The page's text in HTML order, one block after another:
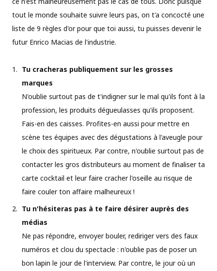
tout le monde souhaite suivre leurs pas, on t'a concocté une
liste de 9 règles d'or pour que toi aussi, tu puisses devenir le
futur Enrico Macias de l'industrie.
Tu cracheras publiquement sur les grosses
marques
N'oublie surtout pas de t'indigner sur le mal qu'ils font à la
profession, les produits dégueulasses qu'ils proposent.
Fais-en des caisses. Profites-en aussi pour mettre en
scène tes équipes avec des dégustations à l'aveugle pour
le choix des spiritueux. Par contre, n'oublie surtout pas de
contacter les gros distributeurs au moment de finaliser ta
carte cocktail et leur faire cracher l'oseille au risque de
faire couler ton affaire malheureux !
Tu n'hésiteras pas à te faire désirer auprès des
médias
Ne pas répondre, envoyer bouler, rediriger vers des faux
numéros et clou du spectacle : n'oublie pas de poser un
bon lapin le jour de l'interview. Par contre, le jour où un